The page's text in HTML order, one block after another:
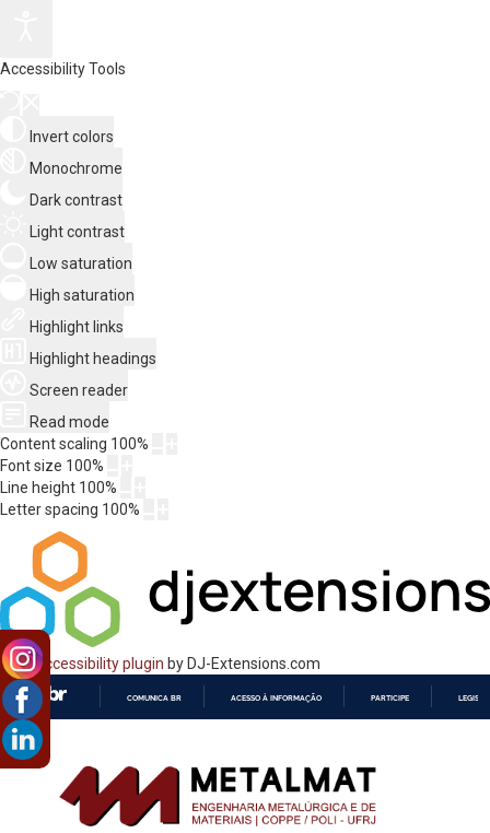
Accessibility Tools
Invert colors
Monochrome
Dark contrast
Light contrast
Low saturation
High saturation
Highlight links
Highlight headings
Screen reader
Read mode
Content scaling 100%
Font size 100%
Line height 100%
Letter spacing 100%
Web Accessibility plugin by DJ-Extensions.com
CONTEÚDO
COMUNICA BR ACESSO À INFORMAÇÃO PARTICIPE